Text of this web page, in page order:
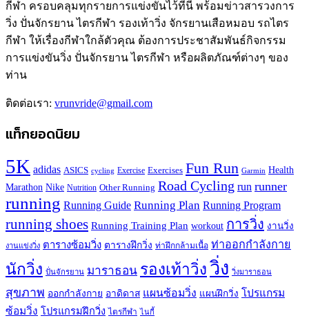
กีฬา ครอบคลุมทุกรายการแข่งขันไว้ที่นี่ พร้อมข่าวสารวงการ
วิ่ง ปั่นจักรยาน ไตรกีฬา รองเท้าวิ่ง จักรยานเสือหมอบ รถไตร
กีฬา ให้เรื่องกีฬาใกล้ตัวคุณ ต้องการประชาสัมพันธ์กิจกรรม
การแข่งขันวิ่ง ปั่นจักรยาน ไตรกีฬา หรือผลิตภัณฑ์ต่างๆ ของ
ท่าน
ติดต่อเรา: vrunvride@gmail.com
แท็กยอดนิยม
5K adidas ASICS cycling Exercise Exercises Fun Run Garmin Health
Marathon Nike Nutrition Other Running Road Cycling run runner
running Running Guide Running Plan Running Program
running shoes Running Training Plan workout การวิ่ง งานวิ่ง
งานแข่งวิ่ง ตารางซ้อมวิ่ง ตารางฝึกวิ่ง ท่าฝึกกล้ามเนื้อ ท่าออกกำลังกาย
นักวิ่ง ปั่นจักรยาน มาราธอน รองเท้าวิ่ง วิ่ง วิ่งมาราธอน
สุขภาพ ออกกำลังกาย อาดิดาส แผนซ้อมวิ่ง แผนฝึกวิ่ง โปรแกรม
ซ้อมวิ่ง โปรแกรมฝึกวิ่ง ไตรกีฬา ไนกี้